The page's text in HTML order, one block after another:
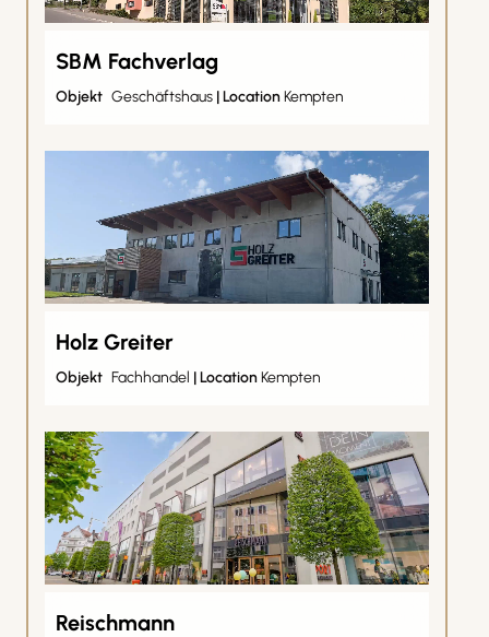
SBM Fachverlag
Objekt Geschäftshaus |LocationKempten
Holz Greiter
Objekt Fachhandel |LocationKempten
Reischmann